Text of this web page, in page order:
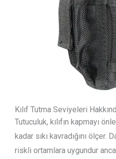
Kılıf Tutma Seviyeleri
Tutuculuk, kılıfın kapmayı
kadar sıkı kavradığını
riskli ortamlara uygundur